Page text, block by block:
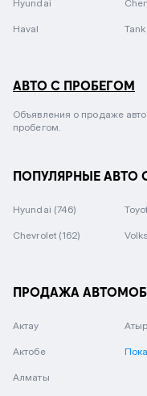
Hyundai
Haval Tank
АВТО С ПРОБЕГОМ
Объявления о продаже
пробегом.
ПОПУЛЯРНЫЕ АВТО
Hyundai (746)
Chevrolet (162)
ПРОДАЖА
Актау
Актобе
Алматы